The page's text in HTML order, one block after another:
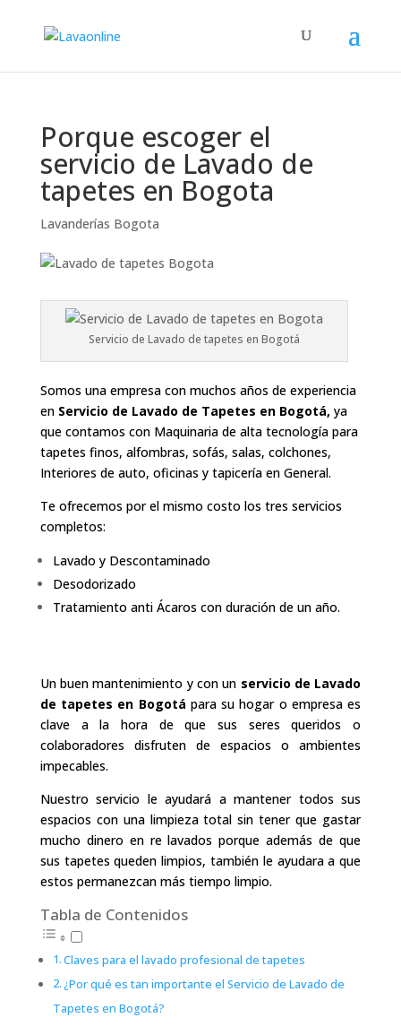
Porque escoger el
servicio de Lavado de
tapetes en Bogota
Lavanderías Bogota
Servicio de Lavado de tapetes en Bogotá
Somos una empresa con muchos años de experiencia
en Servicio de Lavado de Tapetes en Bogotá, ya
que contamos con Maquinaria de alta tecnología para
tapetes finos, alfombras, sofás, salas, colchones,
Interiores de auto, oficinas y tapicería en General.
​Te ofrecemos por el mismo costo los tres servicios
completos:
Lavado y Descontaminado
Desodorizado
Tratamiento anti Ácaros con duración de un año.
Un buen mantenimiento y con un servicio de Lavado
de tapetes en Bogotá para su hogar o empresa es
clave a la hora de que sus seres queridos o
colaboradores disfruten de espacios o ambientes
impecables.
Nuestro servicio le ayudará a mantener todos sus
espacios con una limpieza total sin tener que gastar
mucho dinero en re lavados porque además de que
sus tapetes queden limpios, también le ayudara a que
estos permanezcan más tiempo limpio.
Tabla de Contenidos
Claves para el lavado profesional de tapetes
¿Por qué es tan importante el Servicio de Lavado de
Tapetes en Bogotá?